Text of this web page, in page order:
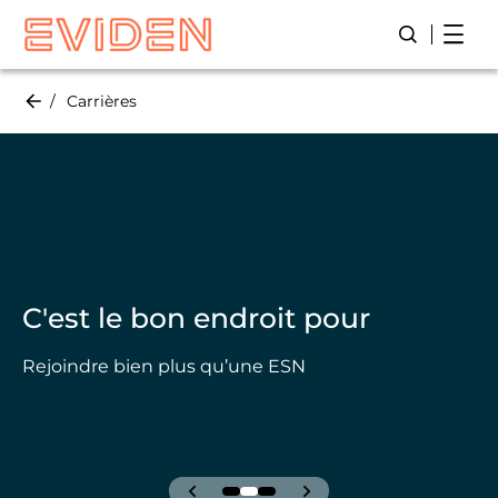
Skip
main
Result
Carrières
C'est le bon endroit pour
Rejoindre bien plus qu’une ESN